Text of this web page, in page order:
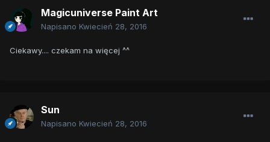
Magicuniverse Paint Art
Napisano Kwiecień 28, 2016
Ciekawy.... czekam na więcej ^^
Sun
Napisano Kwiecień 28, 2016